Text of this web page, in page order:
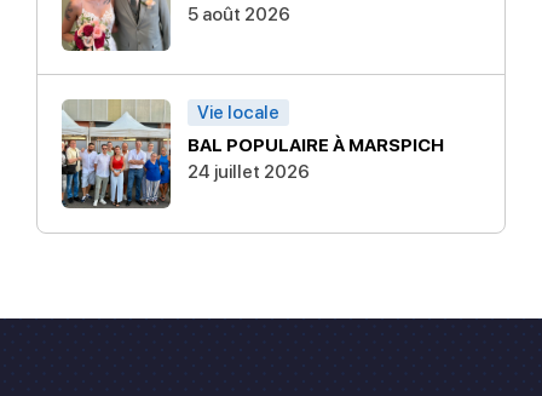
5 août 2026
Vie locale
BAL POPULAIRE À MARSPICH
24 juillet 2026